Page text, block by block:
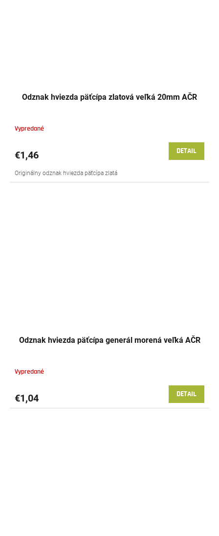
Odznak hviezda päťcípa zlatová veľká 20mm AČR
Vypredané
€1,46 DETAIL
Originálny odznak hviezda päťcípa zlatá
Odznak hviezda päťcípa generál morená veľká AČR
Vypredané
€1,04 DETAIL